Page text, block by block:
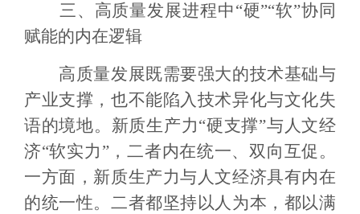
三、高质量发展进程中“硬”“软”协同
赋能的内在逻辑
高质量发展既需要强大的技术基础与
产业支撑，也不能陷入技术异化与文化失
语的境地。新质生产力“硬支撑”与人文经
济“软实力”，二者内在统一、双向互促。
一方面，新质生产力与人文经济具有内在
的统一性。二者都坚持以人为本，都以满